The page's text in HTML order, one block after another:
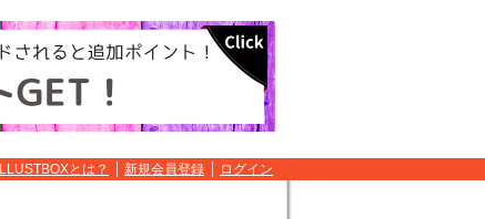
ILLUSTBOXとは？ 新規会員登録 ログイン